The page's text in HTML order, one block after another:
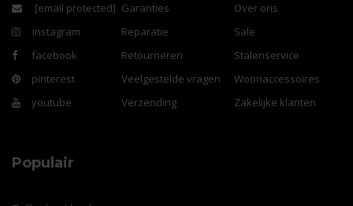
[email protected]
instagram
facebook
pinterest
youtube
Garanties
Reparatie
Retourneren
Veelgestelde vragen
Verzending
Over ons
Sale
Stalenservice
Woonaccessoires
Zakelijke klanten
Populair